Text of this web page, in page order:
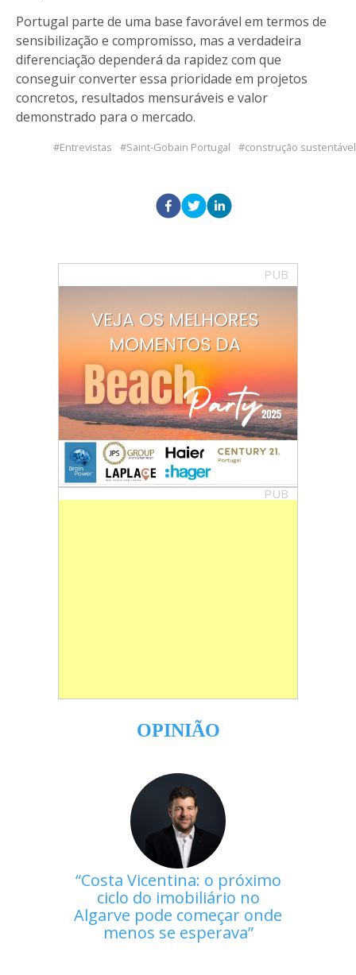
Portugal parte de uma base favorável em termos de
sensibilização e compromisso, mas a verdadeira
diferenciação dependerá da rapidez com que
conseguir converter essa prioridade em projetos
concretos, resultados mensuráveis e valor
demonstrado para o mercado.
Entrevistas Saint-Gobain Portugal construção sustentável
PUB
PUB
OPINIÃO
Costa Vicentina: o próximo
ciclo do imobiliário no
Algarve pode começar onde
menos se esperava